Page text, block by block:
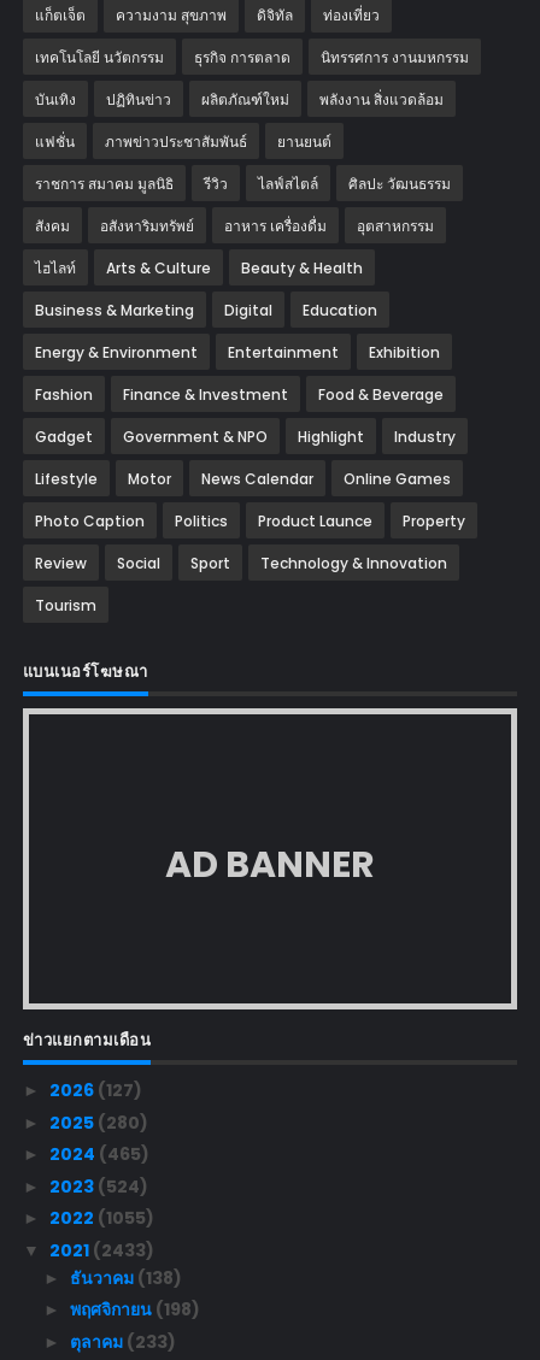
แก็ตเจ็ต ความงาม สุขภาพ ดิจิทัล ท่องเที่ยว
เทคโนโลยี นวัตกรรม ธุรกิจ การตลาด นิทรรศการ งานมหกรรม
บันเทิง ปฏิทินข่าว ผลิตภัณฑ์ใหม่ พลังงาน สิ่งแวดล้อม
แฟชั่น ภาพข่าวประชาสัมพันธ์ ‎ยานยนต์‎
ราชการ สมาคม มูลนิธิ รีวิว ไลฟ์สไตล์ ศิลปะ วัฒนธรรม
สังคม อสังหาริมทรัพย์ อาหาร เครื่องดื่ม อุตสาหกรรม
ไฮไลท์ Arts & Culture Beauty & Health
Business & Marketing Digital Education
Energy & Environment Entertainment Exhibition
Fashion Finance & Investment Food & Beverage
Gadget Government & NPO Highlight Industry
Lifestyle Motor News Calendar Online Games
Photo Caption Politics Product Launce Property
Review Social Sport Technology & Innovation
Tourism
แบนเนอร์โฆษณา
AD BANNER
ข่าวแยกตามเดือน
► 2026 (127)
► 2025 (280)
► 2024 (465)
► 2023 (524)
► 2022 (1055)
▼ 2021 (2433)
► ธันวาคม (138)
► พฤศจิกายน (198)
► ตุลาคม (233)